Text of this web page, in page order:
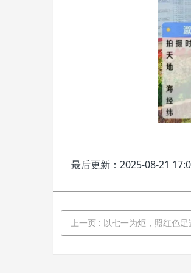
最后更新：2025-08-21
上一页 : 以七一为炬，照红色足迹 炼党纪钢